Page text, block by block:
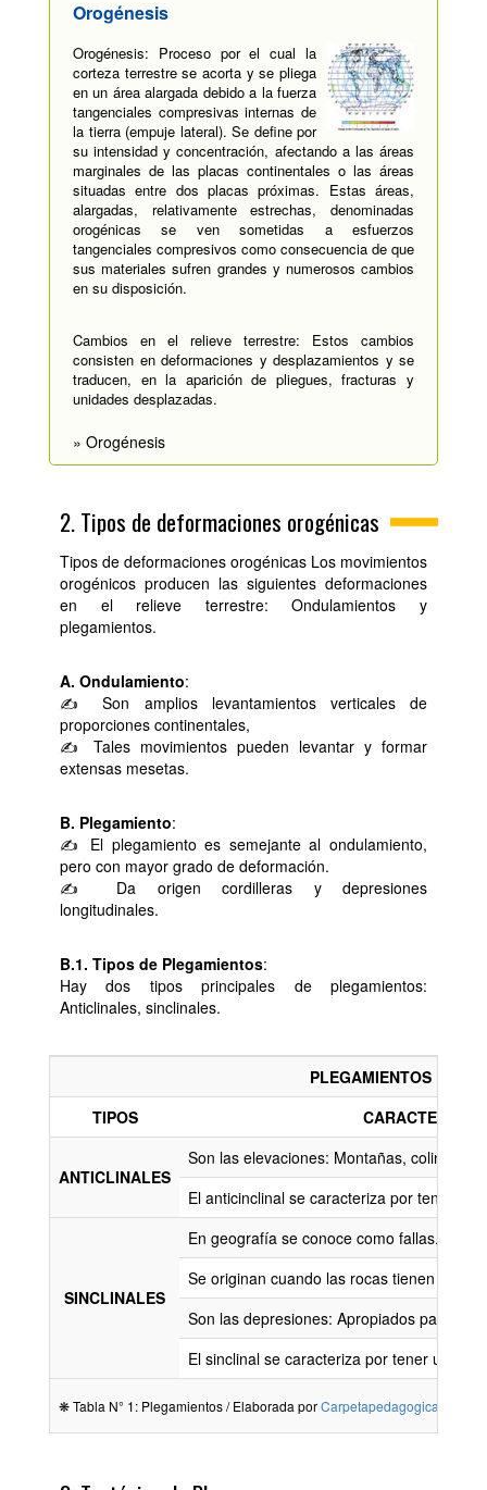
Orogénesis
Orogénesis: Proceso por el cual la
corteza terrestre se acorta y se pliega
en un área alargada debido a la fuerza
tangenciales compresivas internas de
la tierra (empuje lateral). Se define por
su intensidad y concentración, afectando a las áreas
marginales de las placas continentales o las áreas
situadas entre dos placas próximas. Estas áreas,
alargadas, relativamente estrechas, denominadas
orogénicas se ven sometidas a esfuerzos
tangenciales compresivos como consecuencia de que
sus materiales sufren grandes y numerosos cambios
en su disposición.
Cambios en el relieve terrestre: Estos cambios
consisten en deformaciones y desplazamientos y se
traducen, en la aparición de pliegues, fracturas y
unidades desplazadas.
» Orogénesis
2. Tipos de deformaciones orogénicas
Tipos de deformaciones orogénicas Los movimientos
orogénicos producen las siguientes deformaciones
en el relieve terrestre: Ondulamientos y
plegamientos.
A. Ondulamiento:
✍ Son amplios levantamientos verticales de
proporciones continentales,
✍ Tales movimientos pueden levantar y formar
extensas mesetas.
B. Plegamiento:
✍ El plegamiento es semejante al ondulamiento,
pero con mayor grado de deformación.
✍ Da origen cordilleras y depresiones
longitudinales.
B.1. Tipos de Plegamientos:
Hay dos tipos principales de plegamientos:
Anticlinales, sinclinales.
PLEGAMIENTOS
TIPOS
ANTICLINALES
Son las elevaciones: Montañas, colinas.
El anticinclinal se caracteriza por tener un
SINCLINALES
En geografía se conoce como fallas.
Se originan cuando las rocas tienen
Son las depresiones: Apropiados para la
El sinclinal se caracteriza por tener un
❋ Tabla N° 1: Plegamientos / Elaborada porCarpetapedagogica.com